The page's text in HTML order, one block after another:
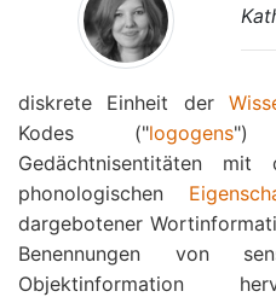
diskrete Einheit der
Kodes ("logogens")
Gedächtnisentitäten mit
phonologischen
dargebotener
Benennungen von
Objektinformation